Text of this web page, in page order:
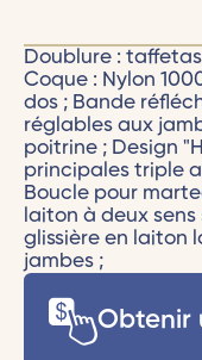
Doublure :
Coque : Nylon
dos ; Bande
réglables aux
poitrine ; Design
principales triple
Boucle pour
laiton à deux
glissière en laiton
jambes ;
Obtenir